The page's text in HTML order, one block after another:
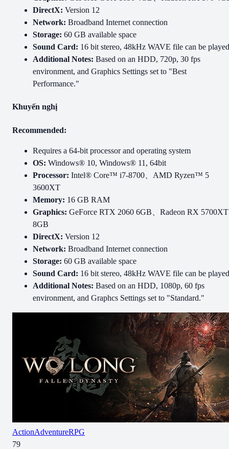
DirectX: Version 12
Network: Broadband Internet connection
Storage: 60 GB available space
Sound Card: 16 bit stereo, 48kHz WAVE file can be played
Additional Notes: Based on an HDD, 720p, 30 fps
environment, and Graphics Settings set to "Best
Performance."
Khuyến nghị
Recommended:
Requires a 64-bit processor and operating system
OS: Windows® 10, Windows® 11, 64bit
Processor: Intel® Core™ i7-8700、AMD Ryzen™ 5
3600XT
Memory: 16 GB RAM
Graphics: GeForce RTX 2060 6GB、Radeon RX 5700XT
8GB
DirectX: Version 12
Network: Broadband Internet connection
Storage: 60 GB available space
Sound Card: 16 bit stereo, 48kHz WAVE file can be played
Additional Notes: Based on an HDD, 1080p, 60 fps
environment, and Graphcs Settings set to "Standard."
ActionAdventureRPG
79